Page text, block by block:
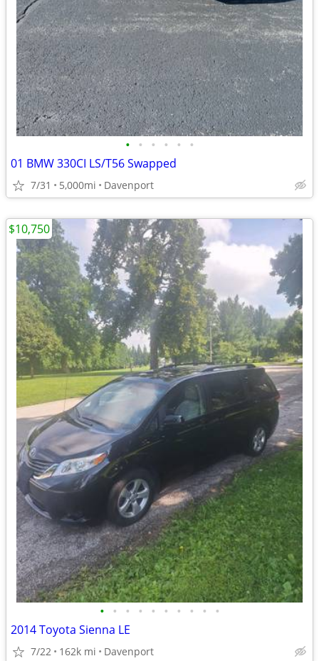
• • • • • •
01 BMW 330CI LS/T56 Swapped
7/31 5,000mi Davenport
• • • • • • • • • •
2014 Toyota Sienna LE
7/22 162k mi Davenport
$10,750